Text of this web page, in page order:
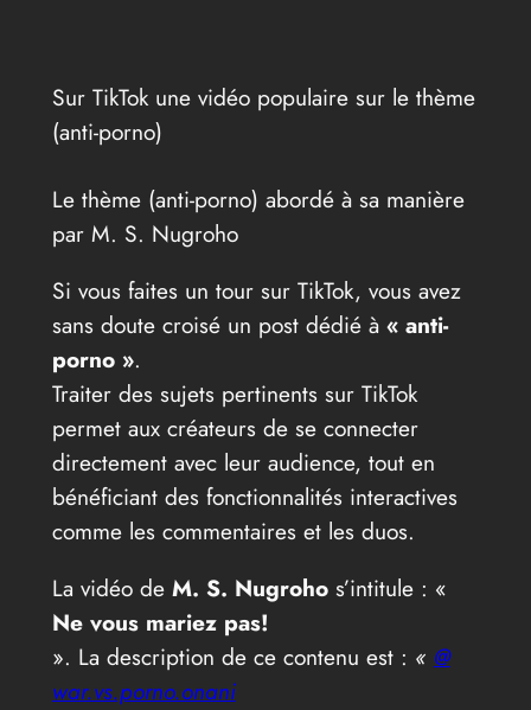
Sur TikTok une vidéo populaire sur le thème
(anti-porno)
Le thème (anti-porno) abordé à sa manière
par M. S. Nugroho
Si vous faites un tour sur TikTok, vous avez
sans doute croisé un post dédié à « anti-
porno ».
Traiter des sujets pertinents sur TikTok
permet aux créateurs de se connecter
directement avec leur audience, tout en
bénéficiant des fonctionnalités interactives
comme les commentaires et les duos.
La vidéo de M. S. Nugrohos’intitule : «
Ne vous mariez pas!
». La description de ce contenu est : « @
war.vs.porno.onani